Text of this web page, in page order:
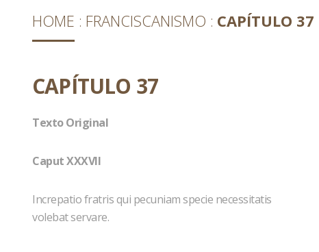
HOME FRANCISCANISMO CAPÍTULO 37
CAPÍTULO 37
Texto Original
Caput XXXVII
Increpatio fratris qui pecuniam specie necessitatis
volebat servare.